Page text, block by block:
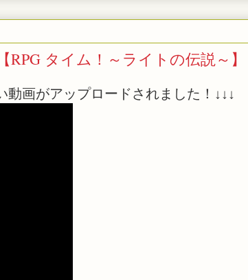
タイム！～ライトの伝説～】
画がアップロードされました！↓↓↓